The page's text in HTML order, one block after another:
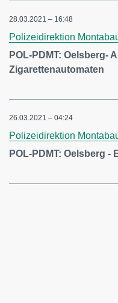
28.03.2021 – 16:48
Polizeidirektion
POL-PDMT: Oelsberg-
Zigarettenautomaten
26.03.2021 – 04:24
Polizeidirektion
POL-PDMT: Oelsberg